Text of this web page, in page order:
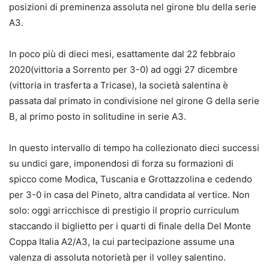
posizioni di preminenza assoluta nel girone blu della serie
A3.
In poco più di dieci mesi, esattamente dal 22 febbraio
2020(vittoria a Sorrento per 3-0) ad oggi 27 dicembre
(vittoria in trasferta a Tricase), la società salentina è
passata dal primato in condivisione nel girone G della serie
B, al primo posto in solitudine in serie A3.
In questo intervallo di tempo ha collezionato dieci successi
su undici gare, imponendosi di forza su formazioni di
spicco come Modica, Tuscania e Grottazzolina e cedendo
per 3-0 in casa del Pineto, altra candidata al vertice. Non
solo: oggi arricchisce di prestigio il proprio curriculum
staccando il biglietto per i quarti di finale della Del Monte
Coppa Italia A2/A3, la cui partecipazione assume una
valenza di assoluta notorietà per il volley salentino.